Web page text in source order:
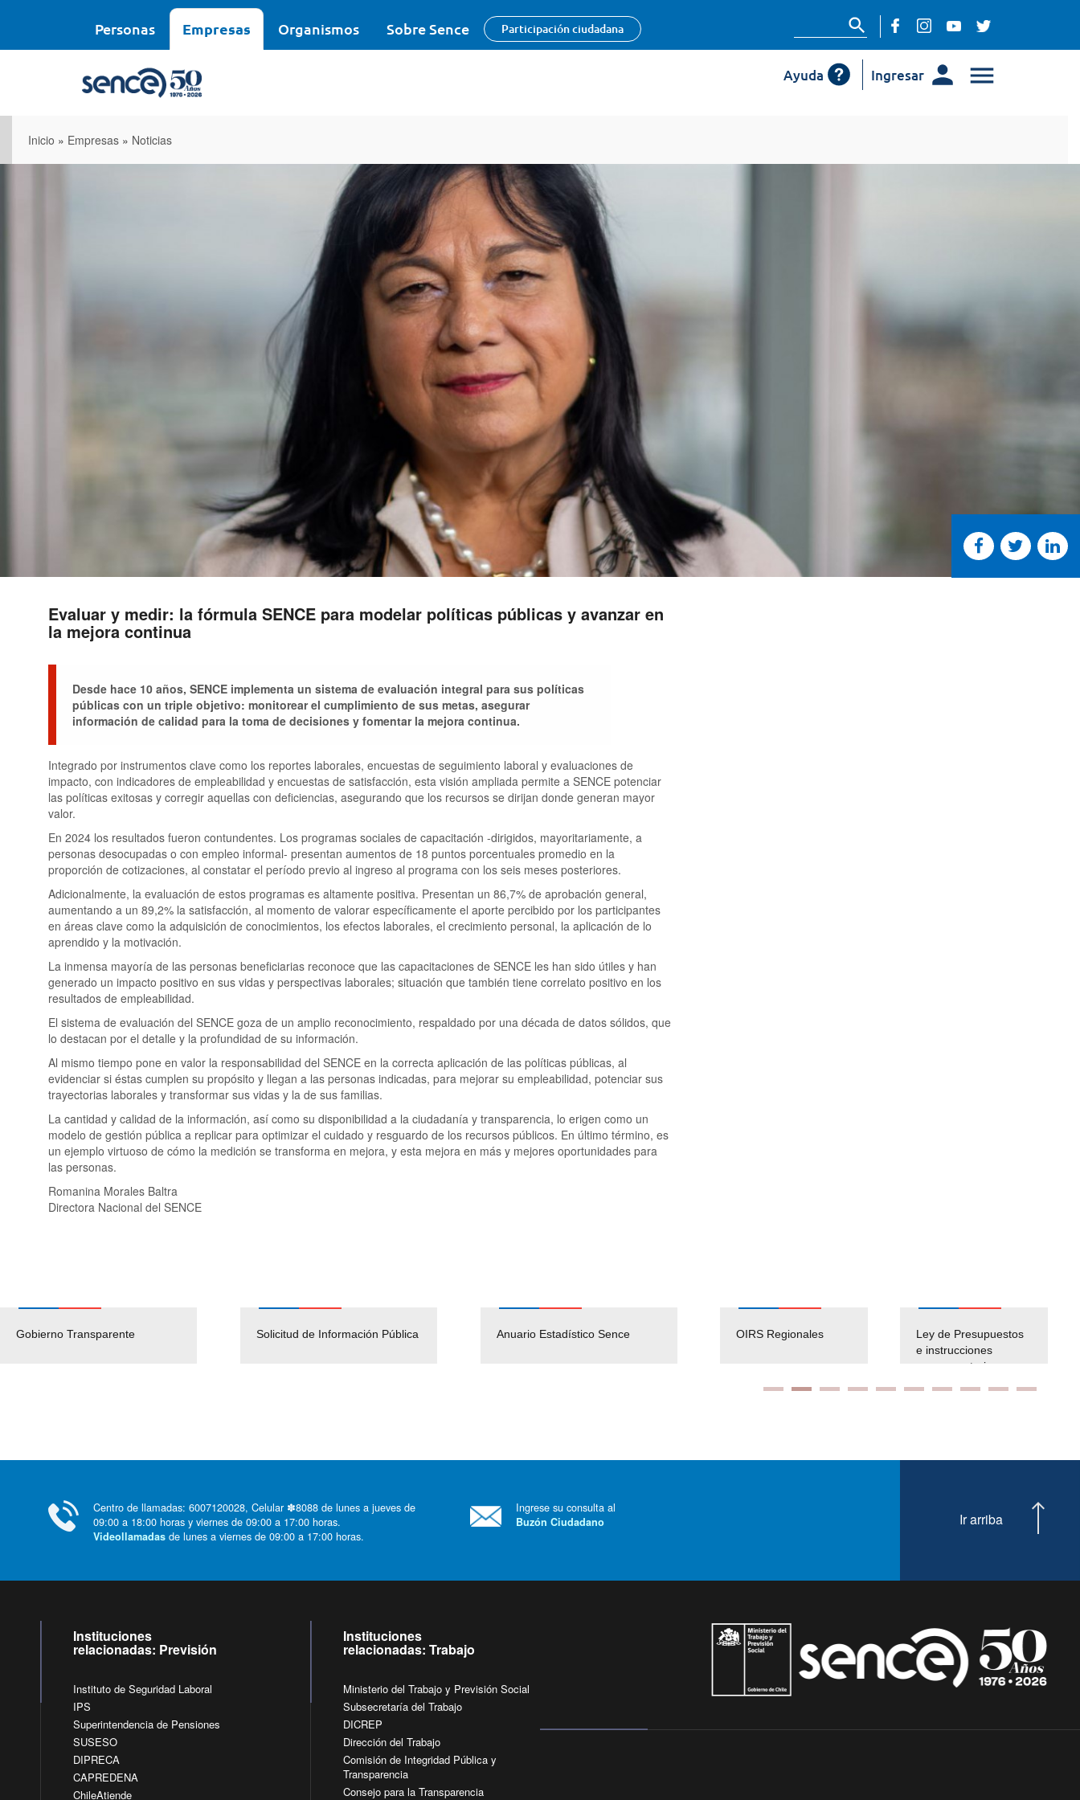
Personas Empresas Organismos Sobre Sence Participación ciudadana
Ingresar
Ayuda
Inicio » Empresas » Noticias
Evaluar y medir: la fórmula SENCE para modelar políticas públicas y avanzar en
la mejora continua
Desde hace 10 años, SENCE implementa un sistema de evaluación integral para sus políticas
públicas con un triple objetivo: monitorear el cumplimiento de sus metas, asegurar
información de calidad para la toma de decisiones y fomentar la mejora continua.
Integrado por instrumentos clave como los reportes laborales, encuestas de seguimiento laboral y evaluaciones de
impacto, con indicadores de empleabilidad y encuestas de satisfacción, esta visión ampliada permite a SENCE potenciar
las políticas exitosas y corregir aquellas con deficiencias, asegurando que los recursos se dirijan donde generan mayor
valor.
En 2024 los resultados fueron contundentes. Los programas sociales de capacitación -dirigidos, mayoritariamente, a
personas desocupadas o con empleo informal- presentan aumentos de 18 puntos porcentuales promedio en la
proporción de cotizaciones, al constatar el período previo al ingreso al programa con los seis meses posteriores.
Adicionalmente, la evaluación de estos programas es altamente positiva. Presentan un 86,7% de aprobación general,
aumentando a un 89,2% la satisfacción, al momento de valorar específicamente el aporte percibido por los participantes
en áreas clave como la adquisición de conocimientos, los efectos laborales, el crecimiento personal, la aplicación de lo
aprendido y la motivación.
La inmensa mayoría de las personas beneficiarias reconoce que las capacitaciones de SENCE les han sido útiles y han
generado un impacto positivo en sus vidas y perspectivas laborales; situación que también tiene correlato positivo en los
resultados de empleabilidad.
El sistema de evaluación del SENCE goza de un amplio reconocimiento, respaldado por una década de datos sólidos, que
lo destacan por el detalle y la profundidad de su información.
Al mismo tiempo pone en valor la responsabilidad del SENCE en la correcta aplicación de las políticas públicas, al
evidenciar si éstas cumplen su propósito y llegan a las personas indicadas, para mejorar su empleabilidad, potenciar sus
trayectorias laborales y transformar sus vidas y la de sus familias.
La cantidad y calidad de la información, así como su disponibilidad a la ciudadanía y transparencia, lo erigen como un
modelo de gestión pública a replicar para optimizar el cuidado y resguardo de los recursos públicos. En último término, es
un ejemplo virtuoso de cómo la medición se transforma en mejora, y esta mejora en más y mejores oportunidades para
las personas.
Romanina Morales Baltra
Directora Nacional del SENCE
Gobierno Transparente Solicitud de Información Pública Anuario Estadístico Sence
Pago Proveedores
Empleos Públicos
Solicitud Audiencias y
OIRS Regionales
Ley de Presupuestos
e instrucciones
presuspuetarias
Centro de llamadas: 6007120028, Celular ✽8088 de lunes a jueves de
09:00 a 18:00 horas y viernes de 09:00 a 17:00 horas.
Videollamadas de lunes a viernes de 09:00 a 17:00 horas.
Ingrese su consulta al
Buzón Ciudadano Ir arriba
Instituciones
relacionadas: Previsión
Instituto de Seguridad Laboral
IPS
Superintendencia de Pensiones
SUSESO
DIPRECA
CAPREDENA
ChileAtiende
Instituciones
relacionadas: Trabajo
Ministerio del Trabajo y Previsión Social
Subsecretaría del Trabajo
DICREP
Dirección del Trabajo
Comisión de Integridad Pública y
Transparencia
Consejo para la Transparencia